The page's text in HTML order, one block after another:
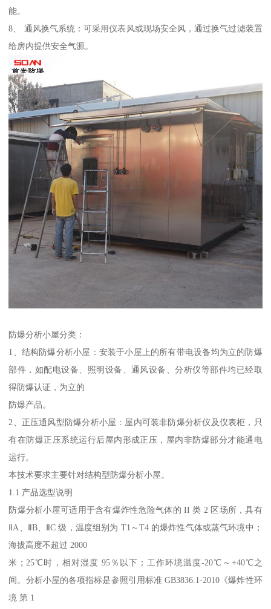
能。
8、 通风换气系统：可采用仪表风或现场安全风，通过换气过滤装置
给房内提供安全气源。
防爆分析小屋分类：
1、结构防爆分析小屋：安装于小屋上的所有带电设备均为立的防爆
部件，如配电设备、照明设备、通风设备、分析仪等部件均已经取
得防爆认证，为立的
防爆产品。
2、正压通风型防爆分析小屋：屋内可装非防爆分析仪及仪表柜，只
有在防爆正压系统运行后屋内形成正压，屋内非防爆部分才能通电
运行。
本技术要求主要针对结构型防爆分析小屋。
1.1 产品选型说明
防爆分析小屋可适用于含有爆炸性危险气体的 II 类 2 区场所，具有
ⅡA、ⅡB、ⅡC 级，温度组别为 T1～T4 的爆炸性气体或蒸气环境中；
海拔高度不超过 2000
米；25℃时，相对湿度 95％以下；工作环境温度-20℃～+40℃之
间。分析小屋的各项指标是参照引用标准 GB3836.1-2010《爆炸性环
境 第 1